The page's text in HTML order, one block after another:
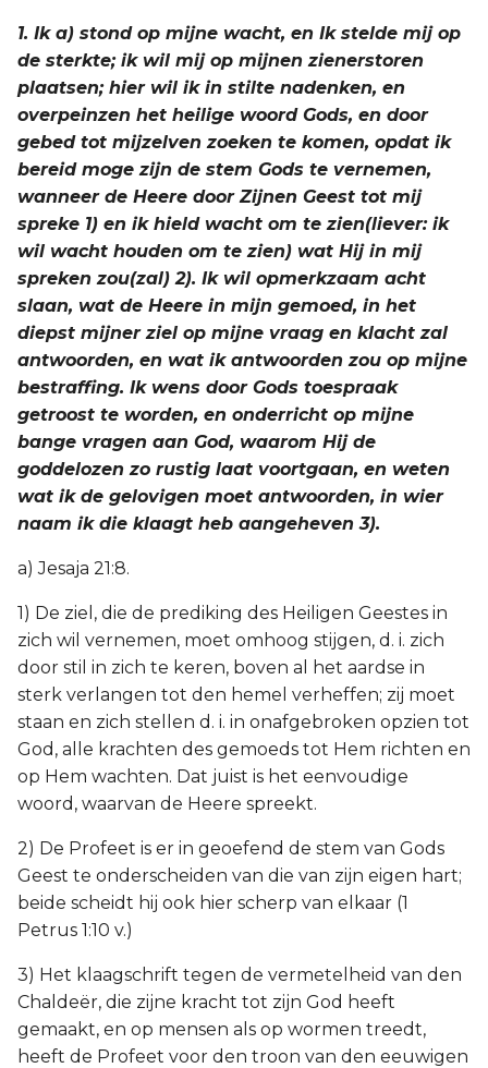
Hebreeën
Jakobus
1 Petrus
2 Petrus
1 Johannes
2 Johannes
3 Johannes
Judas
Openbaring
1. Ik a) stond op mijne wacht, en Ik stelde mij op
de sterkte; ik wil mij op mijnen zienerstoren
plaatsen; hier wil ik in stilte nadenken, en
overpeinzen het heilige woord Gods, en door
gebed tot mijzelven zoeken te komen, opdat ik
bereid moge zijn de stem Gods te vernemen,
wanneer de Heere door Zijnen Geest tot mij
spreke 1) en ik hield wacht om te zien(liever: ik
wil wacht houden om te zien) wat Hij in mij
spreken zou(zal) 2). Ik wil opmerkzaam acht
slaan, wat de Heere in mijn gemoed, in het
diepst mijner ziel op mijne vraag en klacht zal
antwoorden, en wat ik antwoorden zou op mijne
bestraffing. Ik wens door Gods toespraak
getroost te worden, en onderricht op mijne
bange vragen aan God, waarom Hij de
goddelozen zo rustig laat voortgaan, en weten
wat ik de gelovigen moet antwoorden, in wier
naam ik die klaagt heb aangeheven 3).
a) Jesaja 21:8.
1) De ziel, die de prediking des Heiligen Geestes in
zich wil vernemen, moet omhoog stijgen, d. i. zich
door stil in zich te keren, boven al het aardse in
sterk verlangen tot den hemel verheffen; zij moet
staan en zich stellen d. i. in onafgebroken opzien tot
God, alle krachten des gemoeds tot Hem richten en
op Hem wachten. Dat juist is het eenvoudige
woord, waarvan de Heere spreekt.
2) De Profeet is er in geoefend de stem van Gods
Geest te onderscheiden van die van zijn eigen hart;
beide scheidt hij ook hier scherp van elkaar (1
Petrus 1:10 v.)
3) Het klaagschrift tegen de vermetelheid van den
Chaldeër, die zijne kracht tot zijn God heeft
gemaakt, en op mensen als op wormen treedt,
heeft de Profeet voor den troon van den eeuwigen